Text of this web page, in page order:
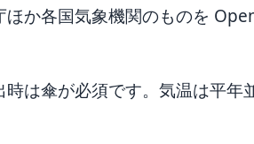
か各国気象機関のものを
は傘が必須です。気温は平年